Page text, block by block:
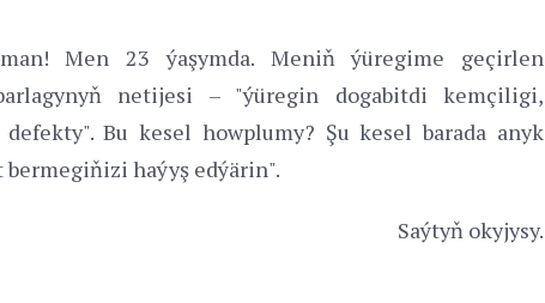
Men 23 ýaşymda. Meniň ýüregime geçirlen
netijesi – "ýüregin dogabitdi kemçiligi,
Bu kesel howplumy? Şu kesel barada anyk
bermegiňizi haýyş edýärin".
Saýtyň okyjysy.